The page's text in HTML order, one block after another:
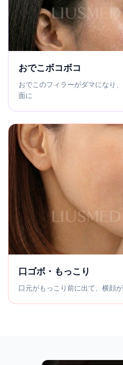
おでこボコボコ
おでこのフィラーがダマになり
面に
口ゴボ・もっこり
口元がもっこり前に出て、横顔